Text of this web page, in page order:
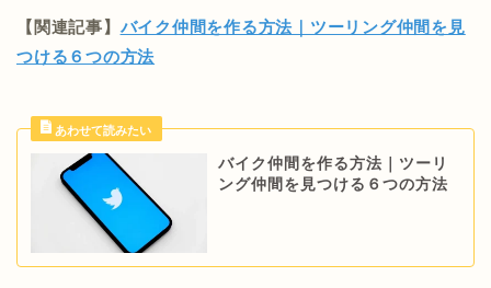
【関連記事】 バイク仲間を作る方法｜ツーリング仲間を見
つける６つの方法
バイク仲間を作る方法｜ツーリ
ング仲間を見つける６つの方法